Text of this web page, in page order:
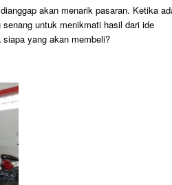
akan menarik pasaran. Ketika
untuk menikmati hasil dari ide
yang akan membeli?